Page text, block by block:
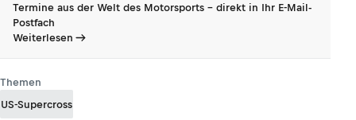
Termine aus der Welt des Motorsports - direkt in Ihr E-Mail-
Postfach
Weiterlesen
Themen
US-Supercross